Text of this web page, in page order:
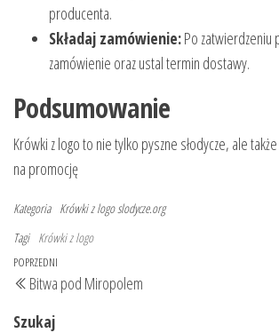
producenta.
Składaj zamówienie:Po zatwierdzeniu
zamówienie oraz ustal termin dostawy.
Podsumowanie
Krówki z logo to nie tylko pyszne słodycze, ale
na promocję
Kategoria Krówki z logoslodycze.org
Tagi Krówki z logo
Nawigacja
wpisu
Poprzedni
wpis
POPRZEDNI
Bitwa pod Miropolem
Szukaj